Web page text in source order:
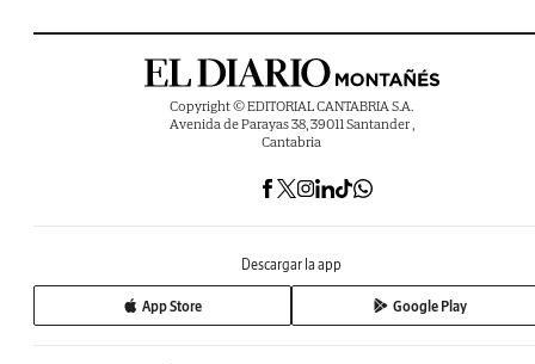
Copyright © EDITORIAL CANTABRIA S.A.
Avenida de Parayas 38, 39011 Santander ,
Cantabria
Descargar la app
App Store Google Play